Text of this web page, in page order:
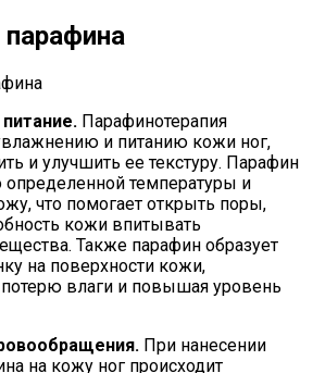
Парафинотерапия
и питанию кожи ног,
и улучшить ее текстуру. Парафин
определенной температуры и
что помогает открыть поры,
кожи впитывать
Также парафин образует
на поверхности кожи,
влаги и повышая уровень
При нанесении
на кожу ног происходит